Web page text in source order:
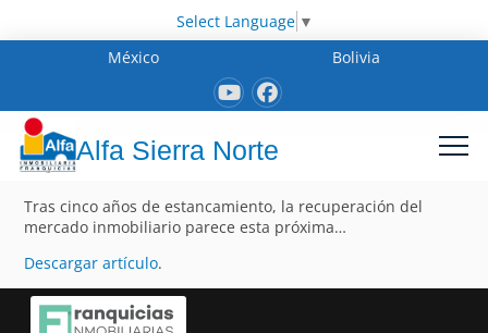
Select Language ▼
México
Bolivia
Alfa Sierra Norte
Tras cinco años de estancamiento, la recuperación del
mercado inmobiliario parece esta próxima…
Descargar artículo.